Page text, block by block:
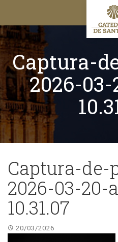
Captura-
2026-
Captura-de-
2026-03-20-
10.31.07
20/03/2026